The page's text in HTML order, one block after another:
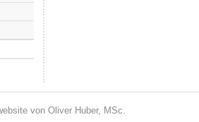
von Oliver Huber, MSc.